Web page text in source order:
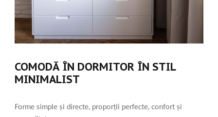
COMODĂ ÎN DORMITOR ÎN STIL
MINIMALIST
Forme simple și directe, proporții perfecte, confort și